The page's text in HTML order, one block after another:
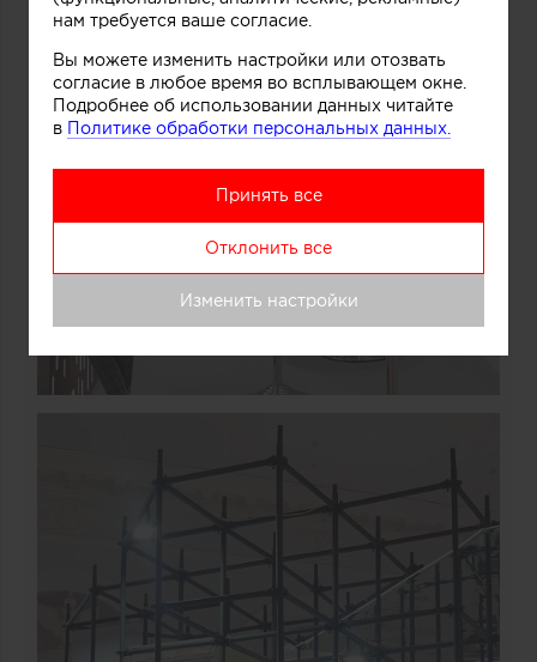
нам требуется ваше согласие.
Вы можете изменить настройки или отозвать
согласие в любое время во всплывающем окне.
Подробнее об использовании данных читайте
в Политике обработки персональных данных.
Принять все
Отклонить все
Изменить настройки